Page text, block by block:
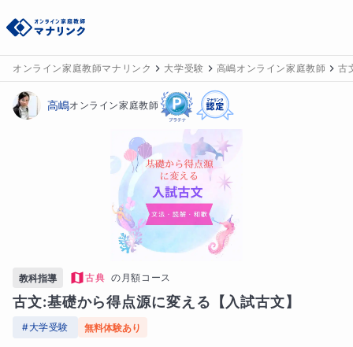
オンライン家庭教師マナリンク 大学受験 高嶋オンライン家庭教師 古
高嶋オンライン家庭教師
教科指導 古典 の 月額コース
古文:基礎から得点源に変える【入試古文】
#大学受験 無料体験あり